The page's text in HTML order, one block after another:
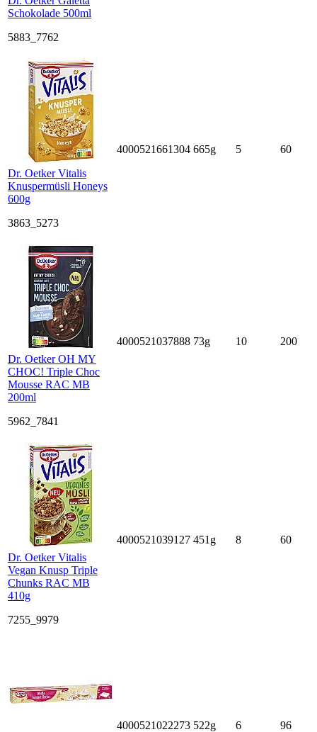
Schokolade 500ml
5883_7762
Dr. Oetker Vitalis
Knuspermüsli Honeys
600g
3863_5273
4000521661304 665g 5 60
Dr. Oetker OH MY
CHOC! Triple Choc
Mousse RAC MB
200ml
5962_7841
4000521037888 73g 10 200
Dr. Oetker Vitalis
Vegan Knusp Triple
Chunks RAC MB
410g
7255_9979
4000521039127 451g 8 60
4000521022273 522g 6 96